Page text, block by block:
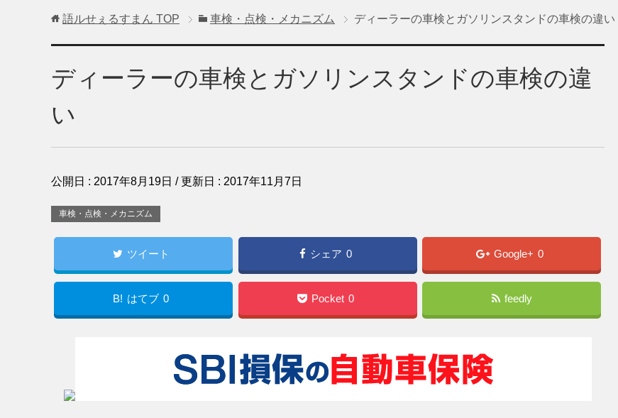
語ルせぇるすまん TOP 車検・点検・メカニズム ディーラーの車検とガソリンスタンドの車検の違い
ディーラーの車検とガソリンスタンドの車検の違
い
公開日 : 2017年8月19日 / 更新日 : 2017年11月7日
車検・点検・メカニズム
ツイート シェア 0 Google+ 0
B! はてブ 0 Pocket 0 feedly